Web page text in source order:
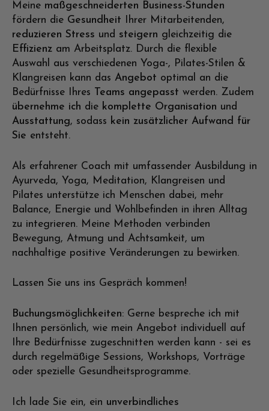
Meine maßgeschneiderten Business-Stunden
fördern die Gesundheit Ihrer Mitarbeitenden,
reduzieren Stress und steigern gleichzeitig die
Effizienz am Arbeitsplatz. Durch die flexible
Auswahl aus verschiedenen Yoga-, Pilates-Stilen &
Klangreisen kann das Angebot optimal an die
Bedürfnisse Ihres
Teams angepasst werden. Zudem
übernehme ich die komplette Organisation und
Ausstattung, sodass kein zusätzlicher Aufwand für
Sie entsteht.
Als erfahrener Coach mit umfassender Ausbildung in
Ayurveda, Yoga, Meditation, Klangreisen und
Pilates unterstütze ich Menschen dabei, mehr
Balance, Energie und Wohlbefinden in ihren Alltag
zu integrieren. Meine Methoden verbinden
Bewegung, Atmung und Achtsamkeit, um
nachhaltige positive Veränderungen zu bewirken.
Lassen Sie uns ins Gespräch kommen!
Buchungsmöglichkeiten: Gerne bespreche ich mit
Ihnen persönlich, wie mein Angebot individuell auf
Ihre Bedürfnisse zugeschnitten werden kann - sei es
durch regelmäßige Sessions, Workshops, Vorträge
oder spezielle Gesundheitsprogramme.
Ich lade Sie ein, ein unverbindliches